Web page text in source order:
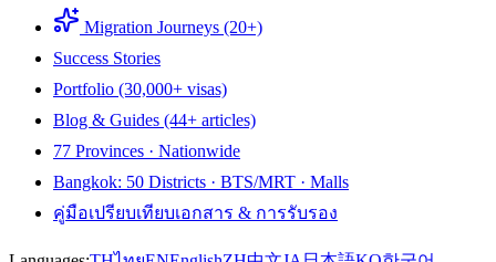
Migration Journeys (20+)
Success Stories
Portfolio (30,000+ visas)
Blog & Guides (44+ articles)
77 Provinces · Nationwide
Bangkok: 50 Districts · BTS/MRT · Malls
คู่มือเปรียบเทียบเอกสาร & การรับรอง